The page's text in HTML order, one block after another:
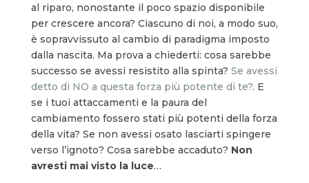
al riparo, nonostante il poco spazio disponibile
per crescere ancora? Ciascuno di noi, a modo suo,
è sopravvissuto al cambio di paradigma imposto
dalla nascita. Ma prova a chiederti: cosa sarebbe
successo se avessi resistito alla spinta? Se avessi
detto di NO a questa forza più potente di te?. E
se i tuoi attaccamenti e la paura del
cambiamento fossero stati più potenti della forza
della vita? Se non avessi osato lasciarti spingere
verso l’ignoto? Cosa sarebbe accaduto? Non
avresti mai visto la luce…